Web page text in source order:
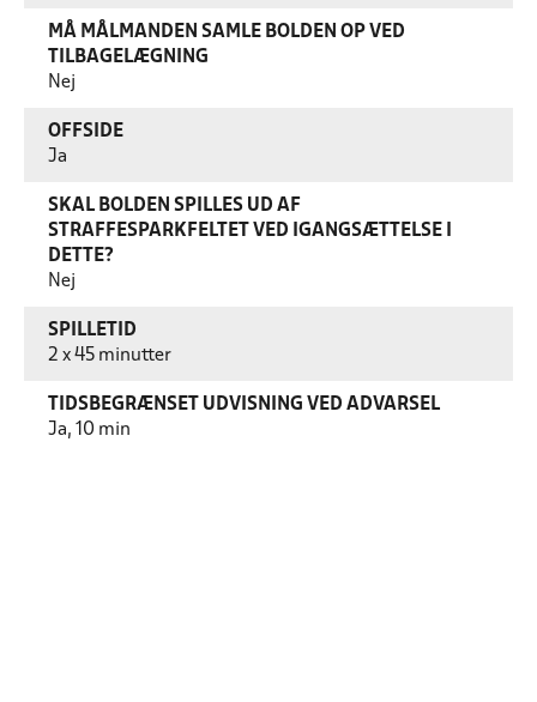
MÅ MÅLMANDEN SAMLE BOLDEN OP VED
TILBAGELÆGNING
Nej
OFFSIDE
Ja
SKAL BOLDEN SPILLES UD AF
STRAFFESPARKFELTET VED IGANGSÆTTELSE I
DETTE?
Nej
SPILLETID
2 x 45 minutter
TIDSBEGRÆNSET UDVISNING VED ADVARSEL
Ja, 10 min